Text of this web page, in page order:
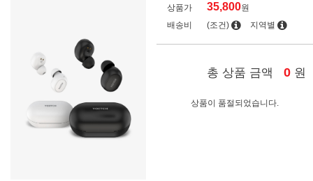
상품가 35,800원
배송비
(조건) 지역별
총 상품 금액 0 원
상품이 품절되었습니다.